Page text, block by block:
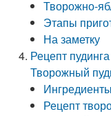
Творожно-
Этапы
На заметку
Рецепт
Творожный
Рецепт